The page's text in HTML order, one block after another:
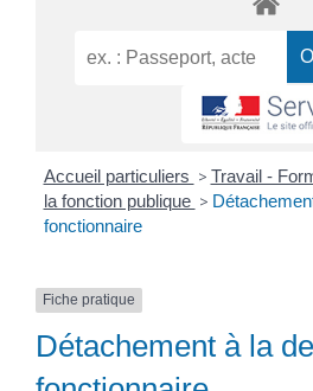
Accueil particuliers > Travail -
la fonction publique >
fonctionnaire
Fiche pratique
Détachement à la